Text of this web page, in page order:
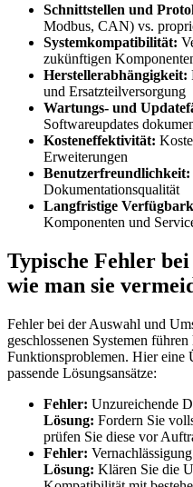
Schnittstellen und
Modbus, CAN) vs.
Systemkompatibilität:
zukünftigen
Herstellerabhängigkeit:
und Ersatzteilversorgung
Wartungs- und
Softwareupdates
Kosteneffektivität:
Erweiterungen
Benutzerfreundlichkeit:
Dokumentationsqualität
Langfristige
Komponenten und
Typische Fehler
wie man sie
Fehler bei der Auswahl und
geschlossenen Systemen
Funktionsproblemen. Hier eine
passende Lösungsansätze:
Fehler: Unzureichende
Lösung: Fordern Sie
prüfen Sie diese vor
Fehler:
Lösung: Klären Sie die